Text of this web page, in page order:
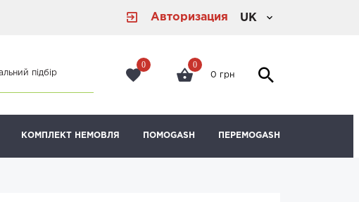
Авторизация UK
підбір
0 0
0 грн
КОМПЛЕКТ НЕМОВЛЯ ПОМОGASH ПЕРЕМОGASH